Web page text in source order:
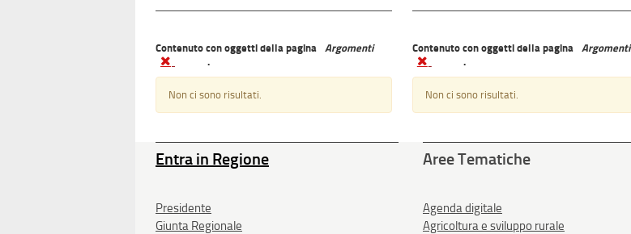
Contenuto con oggetti della pagina
Argomenti
.
Non ci sono risultati.
Contenuto con oggetti della pagina
Argomenti
.
Non ci sono risultati.
Entra in Regione
Presidente
Giunta Regionale
Aree Tematiche
Agenda digitale
Agricoltura e sviluppo rurale